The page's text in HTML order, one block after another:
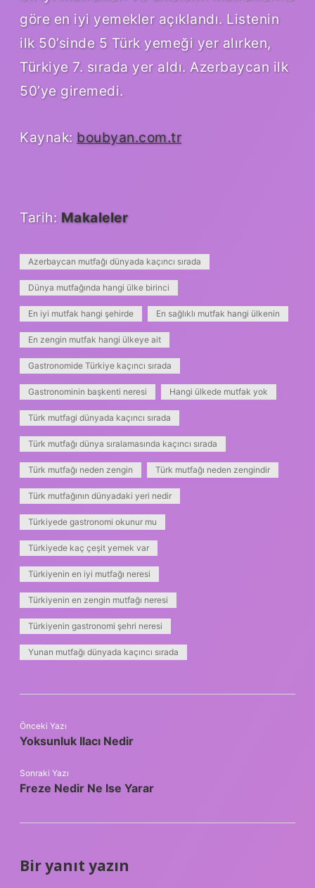
göre en iyi yemekler açıklandı. Listenin
ilk 50’sinde 5 Türk yemeği yer alırken,
Türkiye 7. sırada yer aldı. Azerbaycan ilk
50’ye giremedi.
Kaynak: boubyan.com.tr
Tarih: Makaleler
Azerbaycan mutfağı dünyada kaçıncı sırada
Dünya mutfağında hangi ülke birinci
En iyi mutfak hangi şehirde En sağlıklı mutfak hangi ülkenin
En zengin mutfak hangi ülkeye ait
Gastronomide Türkiye kaçıncı sırada
Gastronominin başkenti neresi Hangi ülkede mutfak yok
Türk mutfagi dünyada kaçıncı sırada
Türk mutfağı dünya sıralamasında kaçıncı sırada
Türk mutfağı neden zengin Türk mutfağı neden zengindir
Türk mutfağının dünyadaki yeri nedir
Türkiyede gastronomi okunur mu
Türkiyede kaç çeşit yemek var
Türkiyenin en iyi mutfağı neresi
Türkiyenin en zengin mutfağı neresi
Türkiyenin gastronomi şehri neresi
Yunan mutfağı dünyada kaçıncı sırada
Önceki Yazı
Yoksunluk Ilacı Nedir
Sonraki Yazı
Freze Nedir Ne Ise Yarar
Bir yanıt yazın